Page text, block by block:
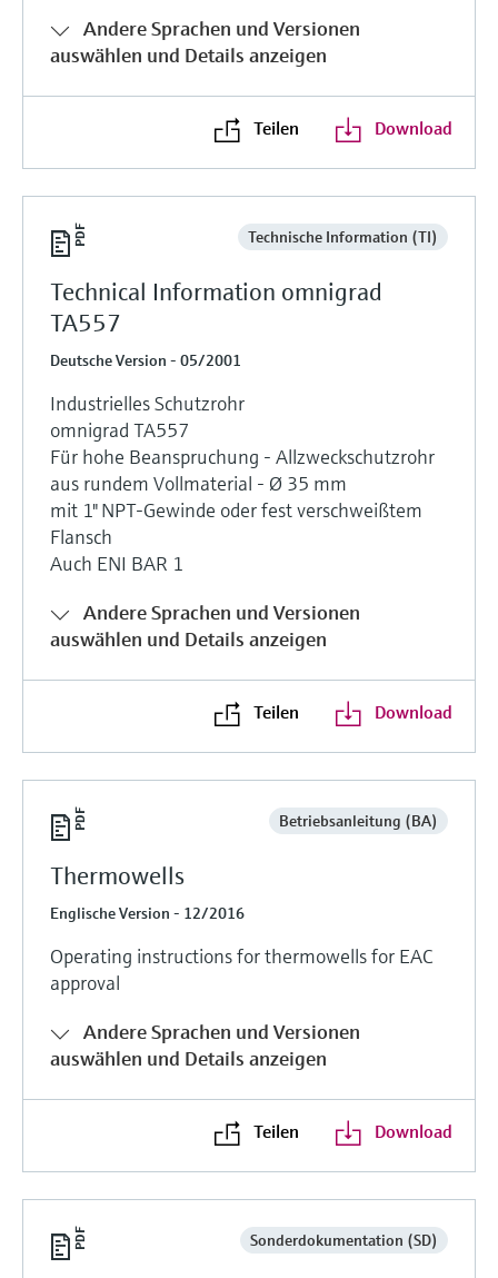
Device Viewer
Produktspezifische Informationen und
Ersatzteile anhand von Produktwurzel,
Bestellcode oder Seriennummer finden
Analysatoren für Härte, Eisen,
Aluminium & Chromat
Mikrowellentransmission
Memosens-Technologie
Alle ansehen
Andere Sprachen und Versionen
auswählen und Details anzeigen
Teilen Download
Technische Information (TI)
Technical Information omnigrad
TA557
Deutsche Version - 05/2001
Industrielles Schutzrohr
omnigrad TA557
Für hohe Beanspruchung - Allzweckschutzrohr
aus rundem Vollmaterial - Ø 35 mm
mit 1" NPT-Gewinde oder fest verschweißtem
Flansch
Auch ENI BAR 1
Andere Sprachen und Versionen
auswählen und Details anzeigen
Teilen Download
Betriebsanleitung (BA)
Thermowells
Englische Version - 12/2016
Operating instructions for thermowells for EAC
approval
Andere Sprachen und Versionen
auswählen und Details anzeigen
Teilen Download
Sonderdokumentation (SD)